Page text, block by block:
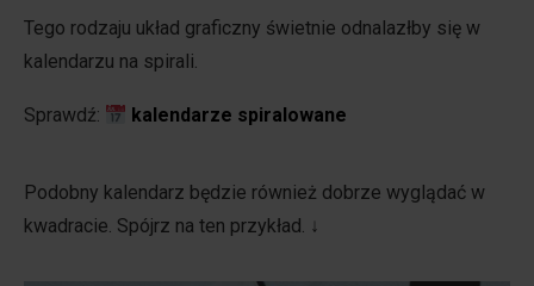
Tego rodzaju układ graficzny świetnie odnalazłby się w
kalendarzu na spirali.
Sprawdź: kalendarze spiralowane
Podobny kalendarz będzie również dobrze wyglądać w
kwadracie. Spójrz na ten przykład. ↓